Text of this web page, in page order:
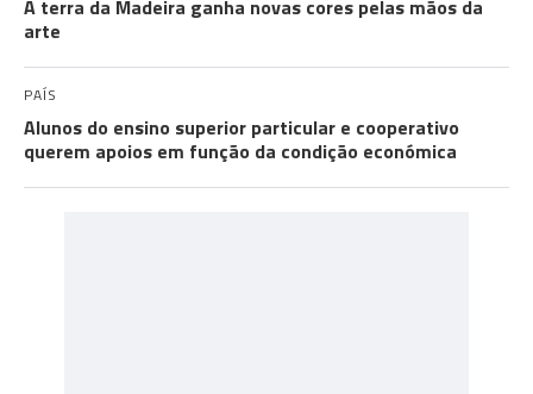
A terra da Madeira ganha novas cores pelas mãos da
arte
PAÍS
Alunos do ensino superior particular e cooperativo
querem apoios em função da condição económica